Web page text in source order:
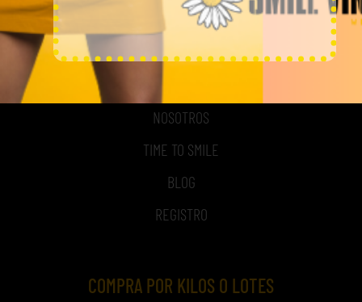
NOSOTROS
TIME TO SMILE
BLOG
REGISTRO
COMPRA POR KILOS O LOTES